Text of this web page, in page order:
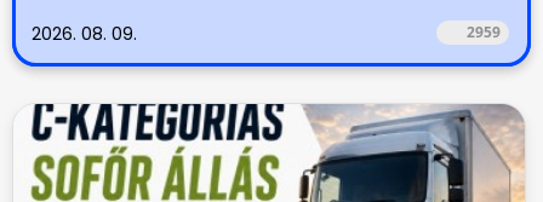
2026. 08. 09. 2959